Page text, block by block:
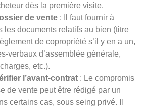
dès la première visite.
de vente : Il faut fournir à
les documents relatifs au bien (titre
de copropriété s’il y en a un,
verbaux d’assemblée générale,
etc.).
l’avant-contrat : Le compromis
de vente peut être rédigé par un
certains cas, sous seing privé. Il